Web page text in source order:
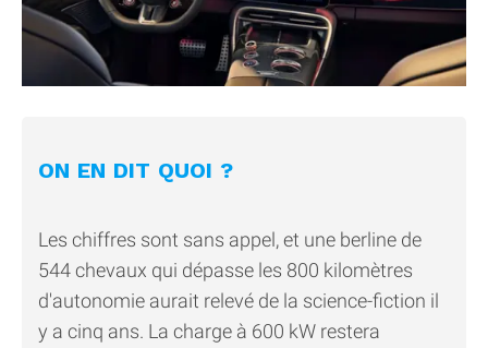
ON EN DIT QUOI ?
Les chiffres sont sans appel, et une berline de
544 chevaux qui dépasse les 800 kilomètres
d'autonomie aurait relevé de la science-fiction il
y a cinq ans. La charge à 600 kW restera